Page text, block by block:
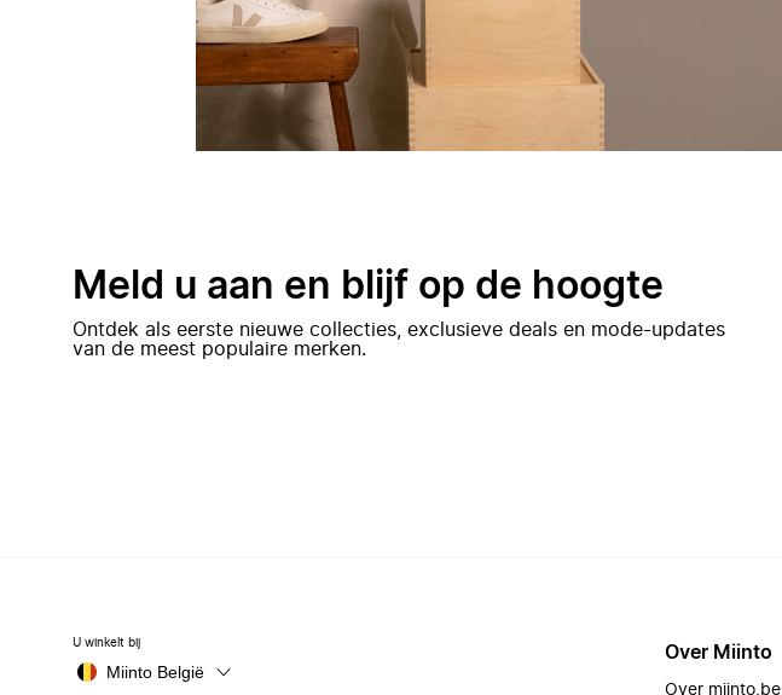
Meld u aan en blijf op de hoogte
Ontdek als eerste nieuwe collecties, exclusieve deals en mode-updates
van de meest populaire merken.
U winkelt bij
Miinto België
Over Miinto
Over miinto.be